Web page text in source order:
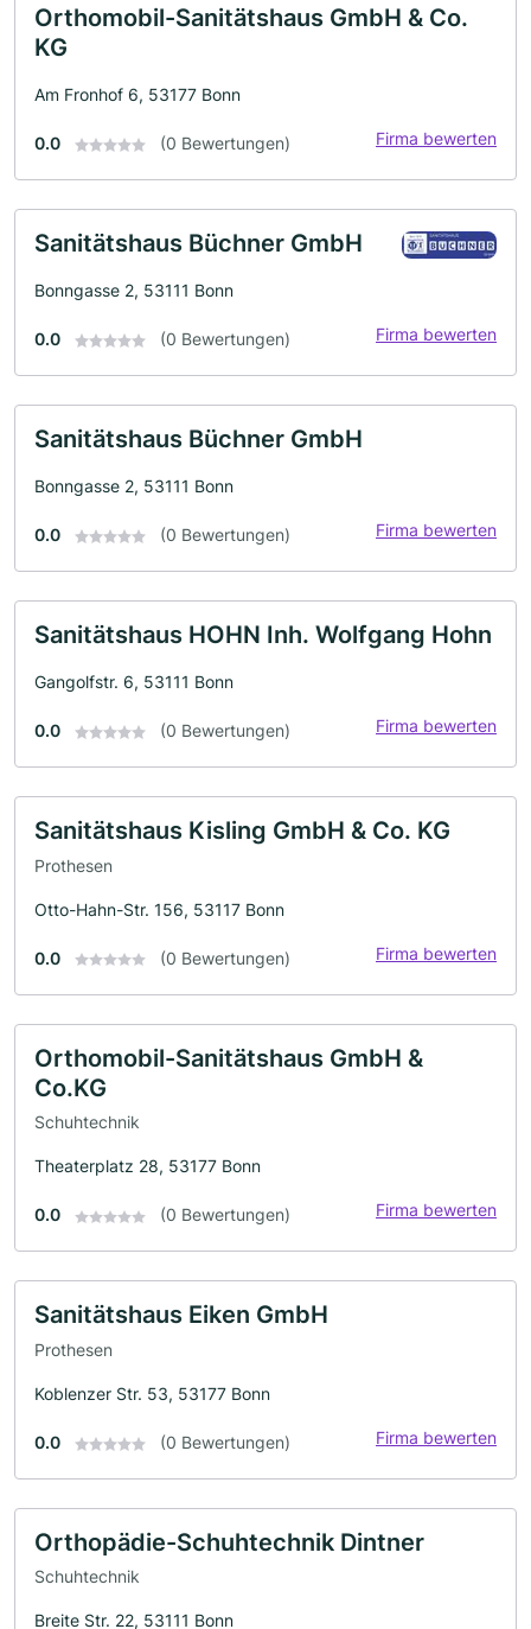
Orthomobil-Sanitätshaus GmbH & Co.
KG
Am Fronhof 6, 53177 Bonn
0.0 (0 Bewertungen) Firma bewerten
Sanitätshaus Büchner GmbH
Bonngasse 2, 53111 Bonn
0.0 (0 Bewertungen) Firma bewerten
Sanitätshaus Büchner GmbH
Bonngasse 2, 53111 Bonn
0.0 (0 Bewertungen) Firma bewerten
Sanitätshaus HOHN Inh. Wolfgang Hohn
Gangolfstr. 6, 53111 Bonn
0.0 (0 Bewertungen) Firma bewerten
Sanitätshaus Kisling GmbH & Co. KG
Prothesen
Otto-Hahn-Str. 156, 53117 Bonn
0.0 (0 Bewertungen) Firma bewerten
Orthomobil-Sanitätshaus GmbH &
Co.KG
Schuhtechnik
Theaterplatz 28, 53177 Bonn
0.0 (0 Bewertungen) Firma bewerten
Sanitätshaus Eiken GmbH
Prothesen
Koblenzer Str. 53, 53177 Bonn
0.0 (0 Bewertungen) Firma bewerten
Orthopädie-Schuhtechnik Dintner
Schuhtechnik
Breite Str. 22, 53111 Bonn